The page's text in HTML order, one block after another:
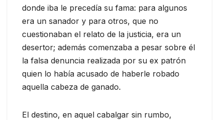
donde iba le precedía su fama: para algunos
era un sanador y para otros, que no
cuestionaban el relato de la justicia, era un
desertor; además comenzaba a pesar sobre él
la falsa denuncia realizada por su ex patrón
quien lo había acusado de haberle robado
aquella cabeza de ganado.
El destino, en aquel cabalgar sin rumbo,